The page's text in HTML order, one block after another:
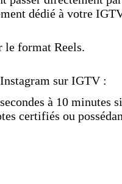
dédié à votre
le format Reels.
sur IGTV :
à 10 minutes
certifiés ou